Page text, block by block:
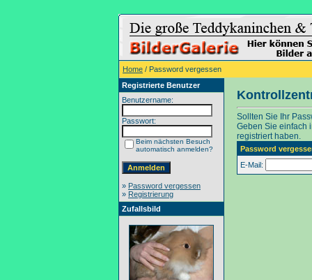
Home / Password vergessen
Registrierte Benutzer
Benutzername:
Passwort:
Beim nächsten Besuch
automatisch anmelden?
» Password vergessen
» Registrierung
Zufallsbild
Sollten Sie Ihr
Geben Sie einfach
registriert haben.
Password
E-Mail: